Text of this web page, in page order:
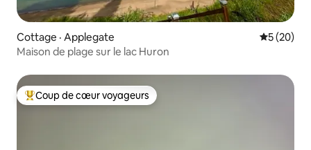
Cottage · Applegate Note
5 (20)
Maison de plage sur le lac Huron
Coup de cœur voyageurs parmi les plus aimés
Coup de cœur voyageurs